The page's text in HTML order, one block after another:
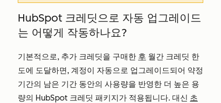
HubSpot 크레딧으로 자동 업그레이드
는 어떻게 작동하나요?
기본적으로, 추가 크레딧을 구매한 후 월간 크레딧 한
도에 도달하면, 계정이 자동으로 업그레이드되어 약정
기간의 남은 기간 동안의 사용량을 반영한 더 높은 용
량의 HubSpot 크레딧 패키지가 적용됩니다. 대신 초